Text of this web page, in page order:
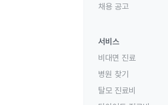
채용 공고
서비스
비대면 진료
병원 찾기
탈모 진료비